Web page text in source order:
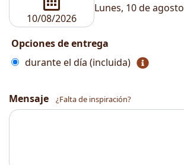
Lunes, 10 de agosto
Opciones de entrega
durante el día (incluida)
Mensaje ¿Falta de inspiración?